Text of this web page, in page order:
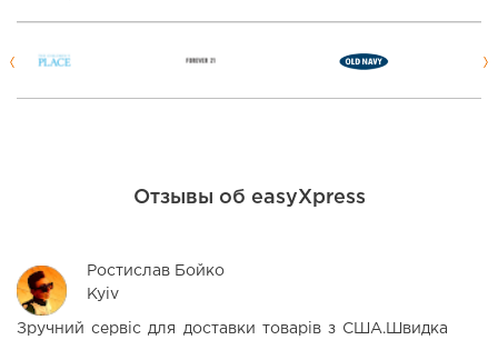
Отзывы об easyXpress
Ростислав Бойко
Kyiv
Зручний сервіс для доставки товарів з США.Швидка